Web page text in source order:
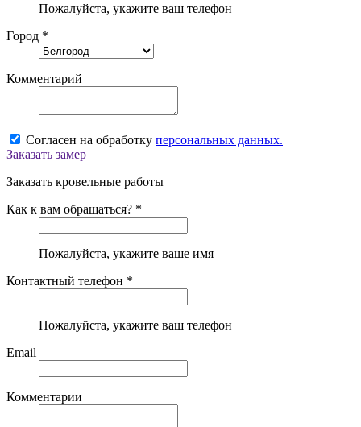
Пожалуйста, укажите ваш телефон
Город *
Комментарий
Согласен на обработку персональных данных.
Заказать замер
Заказать кровельные работы
Как к вам обращаться? *
Пожалуйста, укажите ваше имя
Контактный телефон *
Пожалуйста, укажите ваш телефон
Email
Комментарии